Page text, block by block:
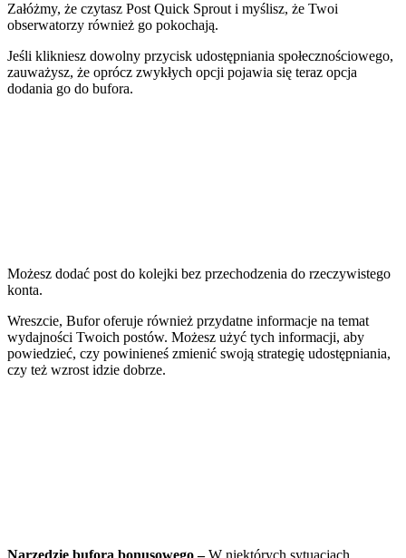
Załóżmy, że czytasz Post Quick Sprout i myślisz, że Twoi
obserwatorzy również go pokochają.
Jeśli klikniesz dowolny przycisk udostępniania społecznościowego,
zauważysz, że oprócz zwykłych opcji pojawia się teraz opcja
dodania go do bufora.
Możesz dodać post do kolejki bez przechodzenia do rzeczywistego
konta.
Wreszcie, Bufor oferuje również przydatne informacje na temat
wydajności Twoich postów. Możesz użyć tych informacji, aby
powiedzieć, czy powinieneś zmienić swoją strategię udostępniania,
czy też wzrost idzie dobrze.